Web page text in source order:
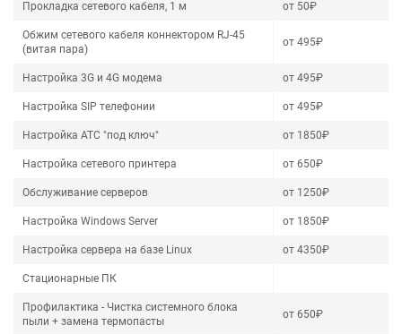
Прокладка сетевого кабеля, 1 м от 50₽
Обжим сетевого кабеля коннектором RJ-45
(витая пара)
от 495₽
Настройка 3G и 4G модема от 495₽
Настройка SIP телефонии от 495₽
Настройка АТС "под ключ" от 1850₽
Настройка сетевого принтера от 650₽
Обслуживание серверов от 1250₽
Настройка Windows Server от 1850₽
Настройка сервера на базе Linux от 4350₽
Стационарные ПК
Профилактика - Чистка системного блока
пыли + замена термопасты
от 650₽